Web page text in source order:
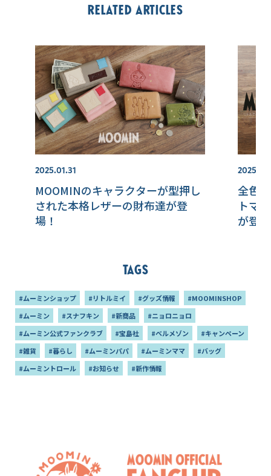
Related articles
2025.01.31
MOOMINのキャラクターが型押し
された本格レザーの財布達が登
場！
全色
トマ
が登
Tags
#ムーミンショップ #リトルミイ #グッズ情報
#MOOMINSHOP
#ムーミン
#スナフキン #新商品
#ニョロニョロ
#ムーミン公式ファンクラブ
#宝島社 #ベルメゾン
#キャンペーン
#雑貨
#暮らし #ムーミンパパ #ムーミンママ
#バッグ
#ムーミントロール
#お知らせ #新作情報